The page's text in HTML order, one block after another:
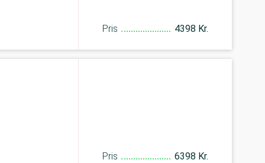
Pris 4398 Kr.
Pris 6398 Kr.